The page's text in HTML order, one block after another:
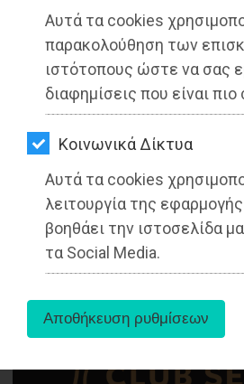
Αυτά τα cookies
παρακολούθηση των
ιστότοπους ώστε να σας
διαφημίσεις που είναι
Kοινωνικά Δίκτυα
Αυτά τα cookies
λειτουργία της
βοηθάει την ιστοσελίδα
τα Social Media.
ΚΑΤΟΙΚΙΔΙΟ
ΑΓΓΕΛΙΕΣ
ΕΦΗΜΕΡΙΔΕΣ
OΔΗΓΟΣ
ΑΓΟΡΑΣ
ΨΙΘΥΡΟΙ
ΑΠΟΣΤΟΛΗ
ΑΡΘΡΩΝ
Προχωρά ο
για την
καλωδίων του ΔΕΔΔΗΕ
Διαβάστηκε 2385 φορές
16-06-2021
Από τo